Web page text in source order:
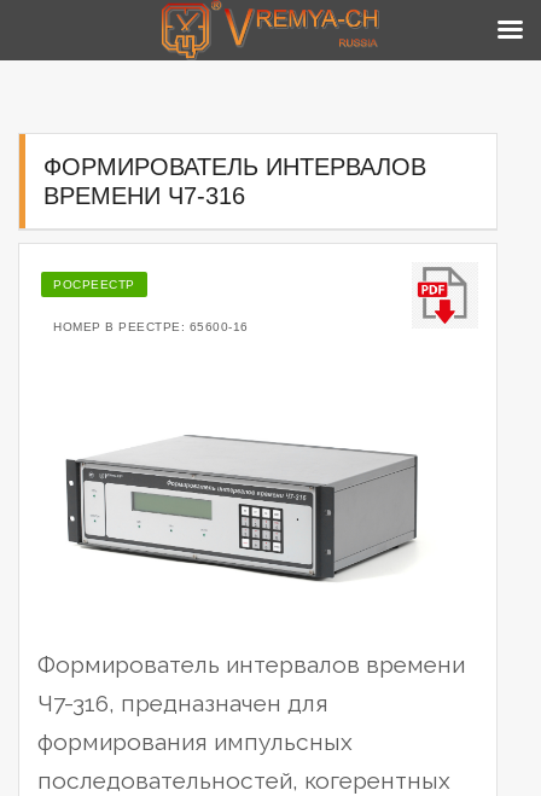
contentФОРМИРОВАТЕЛЬ ИНТЕРВАЛОВ
ВРЕМЕНИ Ч7-316
РОСРЕЕСТР
НОМЕР В РЕЕСТРЕ: 65600-16
Формирователь интервалов времени
Ч7-316, предназначен для
формирования импульсных
последовательностей, когерентных